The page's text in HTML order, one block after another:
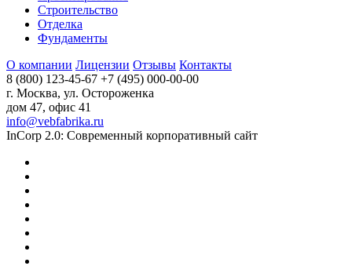
Строительство
Отделка
Фундаменты
О компании Лицензии Отзывы Контакты
8 (800) 123-45-67 +7 (495) 000-00-00
г. Москва, ул. Остороженка
дом 47, офис 41
info@vebfabrika.ru
InCorp 2.0: Современный корпоративный сайт